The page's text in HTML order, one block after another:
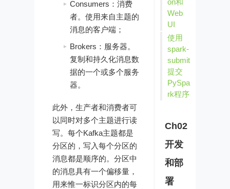
Consumers：消费
者。使用来自主题的
消息的客户端；
Brokers：服务器。
复制和持久化消息数
据的一个或多个服务
器。
此外，生产者和消费者可
以同时对多个主题进行读
写。每个Kafka主题都是
分区的，写入每个分区的
消息都是顺序的。分区中
的消息具有一个偏移量，
用来惟一标识分区内的每
on和
Web
UI
使用
spark-
submit
提交
PySpa
rk程序
Ch02
开发
和部
署